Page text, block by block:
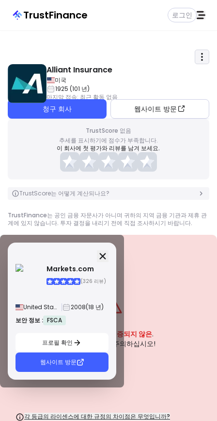
TrustFinance 로그인
Alliant Insurance
미국
1925 (101 년)
마지막 접속: 최근 활동 없음
청구 회사 웹사이트 방문
TrustScore 없음
추세를 표시하기에 점수가 부족합니다.
이 회사에 첫 평가와 리뷰를 남겨 보세요.
TrustScore는 어떻게 계산되나요?
TrustFinance는 공인 금융 자문사가 아니며 귀하의 지역 금융 기관과 제휴 관
계에 있지 않습니다. 투자 결정을 내리기 전에 직접 조사하시기 바랍니다.
Markets.com
(326 리뷰)
United States 2008(18 년)
보안 정보 : FSCA
프로필 확인
웹사이트 방문
보안 정보
입증되지 않은.
잠재적인 위험에 주의하십시오!
각 등급의 라이센스에 대한 규정의 차이점은 무엇입니까?
전 세계적으로 유명한 규제 기관에서 발급한 이 라이선스는 엄격한 규정 준수,
쟁 해결 및 AML/CTF 표준 준수는 보안을 더욱 강화합니다.
존경받는 지역 규제 기관에서 부여하는 이 라이선스는 자금 분리, 재무 보고 및
보상 제도와 같은 강력한 안전 조치를 제공합니다. 티어 1만큼 엄격하지는 않지
만 신뢰할 수 있는 지역 보호를 제공합니다.
신흥 시장의 규제 기관에서 발급한 이 라이선스는 최소 자본 요건 및 AML 정책
과 같은 기본적인 보호 기능을 제공합니다. 감독이 덜 엄격하므로 거래자는 주
의를 기울이고 안전 조치를 확인해야 합니다.
감독이 최소화된 관할권에서 발행된 이러한 라이선스는 종종 자금 분리 및 보험